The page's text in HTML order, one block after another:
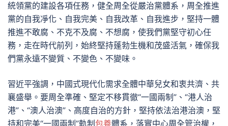
統領黨的建設各項任務，健全周全從嚴治黨體系，周全推進
黨的自我凈化、自我完美、自我改革、自我進步，堅持一體
推進不敢腐、不克不及腐、不想腐，使我們黨堅守初心任
務，走在時代前列，始終堅持蓬勃生機和茂盛活氣，確保我
們黨永遠不變質、不變色、不變味。
習近平強調，中國式現代化需求全體中華兒女和衷共濟、共
襄盛舉。要周全準確、堅定不移貫徹“一國兩制”、“港人治
港”、“澳人治澳”、高度自治的方針，堅持依法治港治澳，堅
持和完美“一國兩制”軌制 包養體系，落實中心周全管治權，